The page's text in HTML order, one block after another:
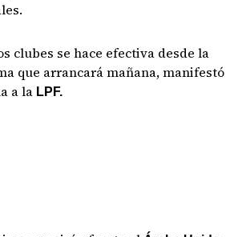
clubes se hace efectiva desde la
que arrancará mañana, manifestó
a la LPF.